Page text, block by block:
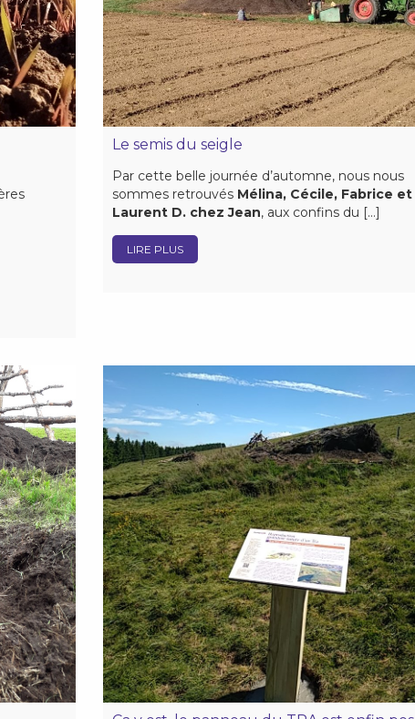
Le semis du seigle
Par cette belle journée d’automne, nous nous
sommes retrouvés Mélina, Cécile, Fabrice et
Laurent D. chez Jean, aux confins du […]
LIRE PLUS